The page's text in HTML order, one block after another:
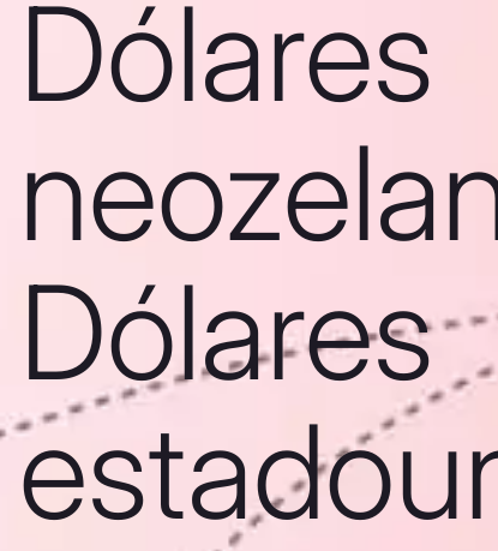
Dólares
Dólares